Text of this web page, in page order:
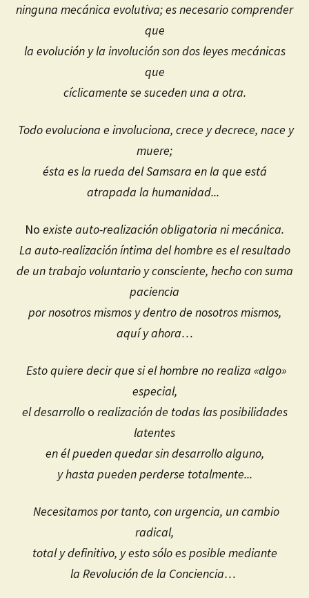
ninguna mecánica evolutiva; es necesario comprender
que
la evolución y la involución son dos leyes mecánicas
que
cíclicamente se suceden una a otra.
Todo evoluciona e involuciona, crece y decrece, nace y
muere;
ésta es la rueda del Samsara en la que está
atrapada la humanidad...
No existe auto-realización obligatoria ni mecánica.
La auto-realización íntima del hombre es el resultado
de un trabajo voluntario y consciente, hecho con suma
paciencia
por nosotros mismos y dentro de nosotros mismos,
aquí y ahora…
Esto quiere decir que si el hombre no realiza «algo»
especial,
el desarrollo o realización de todas las posibilidades
latentes
en él pueden quedar sin desarrollo alguno,
yhasta pueden perderse totalmente...
Necesitamos por tanto, con urgencia, un cambio
radical,
total y definitivo, y esto sólo es posible mediante
la Revolución de la Conciencia…